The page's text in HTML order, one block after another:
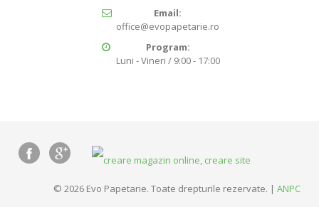
Email:
office@evopapetarie.ro
Program:
Luni - Vineri / 9:00 - 17:00
© 2026 Evo Papetarie. Toate drepturile rezervate. | ANPC